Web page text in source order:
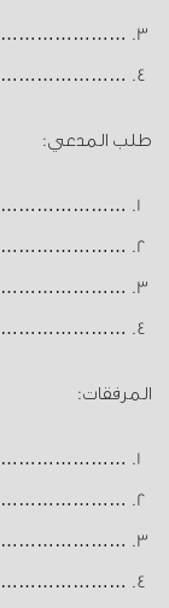
طلب المدعي:
المرفقات: